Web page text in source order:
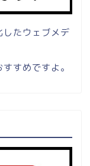
たウェブメデ
すめですよ。